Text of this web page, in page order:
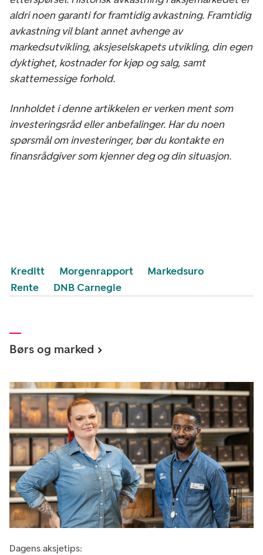
aldri noen garanti for framtidig avkastning. Framtidig
avkastning vil blant annet avhenge av
markedsutvikling, aksjeselskapets utvikling, din egen
dyktighet, kostnader for kjøp og salg, samt
skattemessige forhold.
Innholdet i denne artikkelen er verken ment som
investeringsråd eller anbefalinger. Har du noen
spørsmål om investeringer, bør du kontakte en
finansrådgiver som kjenner deg og din situasjon.
Kreditt Morgenrapport
Markedsuro
Rente
DNB Carnegie
Børs og marked
Dagens aksjetips: